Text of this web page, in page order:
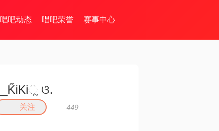
唱吧动态 唱吧荣誉 赛事中心
__K̋iKiૢ ଓ.
关注 449